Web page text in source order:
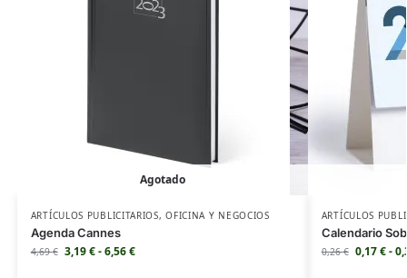
Agotado
ARTÍCULOS PUBLICITARIOS,OFICINA Y NEGOCIOS
Agenda Cannes
4,69€ 3,19€-6,56€
ARTÍCULOS
Calendario
0,26€ 0,17€-